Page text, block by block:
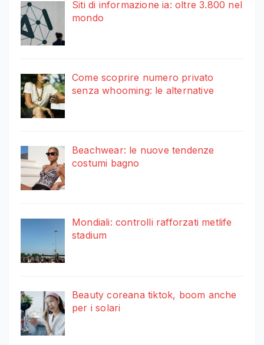
Siti di informazione ia: oltre 3.800 nel
mondo
Come scoprire numero privato
senza whooming: le alternative
Beachwear: le nuove tendenze
costumi bagno
Mondiali: controlli rafforzati metlife
stadium
Beauty coreana tiktok, boom anche
per i solari